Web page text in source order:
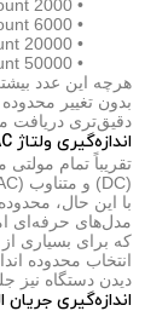
• 2000 Count
• 6000 Count
• 20000 Count
• 50000 Count
هرچه این عدد
بدون تغییر
دقیق‌تری دریافت
اندازه‌گیری ولتاژ AC و DC
تقریباً تمام مولتی
(DC) و متناوب (AC) را دارند.
با این حال،
که برای بسیاری
انتخاب محدوده
دیدن دستگاه نیز
اندازه‌گیری جریان